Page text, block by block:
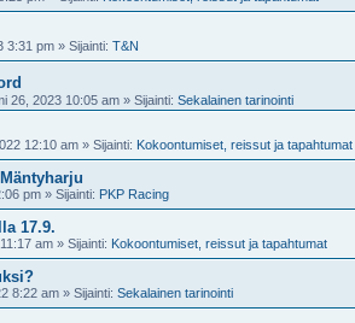
3:31 pm » Sijainti: T&N
26, 2023 10:05 am » Sijainti: Sekalainen tarinointi
12:10 am » Sijainti: Kokoontumiset, reissut ja tapahtumat
pm » Sijainti: PKP Racing
17.9.
am » Sijainti: Kokoontumiset, reissut ja tapahtumat
8:22 am » Sijainti: Sekalainen tarinointi